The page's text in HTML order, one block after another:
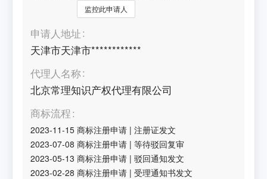
监控此申请人
申请人地址
天津市天津市************
代理人名称
北京常理知识产权代理有限公司
商标流程
2023-11-15 商标注册申请 |注册证发文
2023-07-08 商标注册申请 |等待驳回复审
2023-05-13 商标注册申请 |驳回通知发文
2023-02-28 商标注册申请 |受理通知书发文